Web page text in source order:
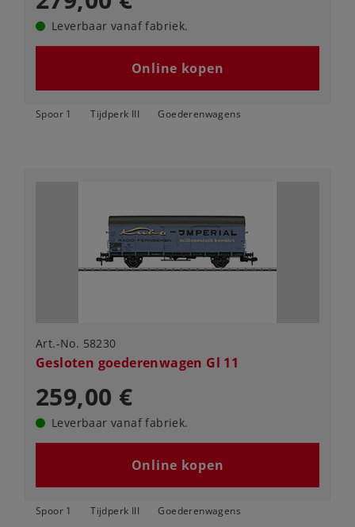
Leverbaar vanaf fabriek.
Online kopen
Spoor 1 Tijdperk III Goederenwagens
Art.-No. 58230
Gesloten goederenwagen Gl 11
259,00 €
Leverbaar vanaf fabriek.
Online kopen
Spoor 1 Tijdperk III Goederenwagens